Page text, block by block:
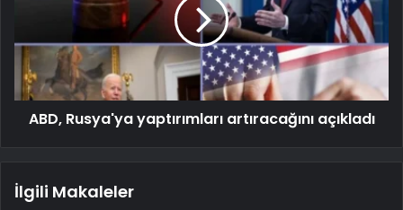
ABD, Rusya'ya yaptırımları artıracağını açıkladı
İlgili Makaleler